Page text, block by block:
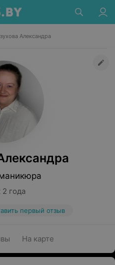
Александра
года
первый отзыв
На карте